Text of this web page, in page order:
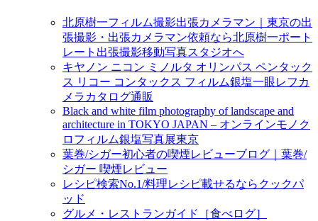
北原樹一フィルム撮影出張カメラマン｜東京の出
張撮影・出張カメラマン依頼なら北原樹一ポート
レート出張撮影移動写真スタジオへ
キヤノン ニコン ミノルタ オリンパス ペンタック
ス リコー コンタックス フィルム銀塩一眼レフカ
メラカタログ通販
Black and white film photography of landscape and
architecture in TOKYO JAPAN – オンラインモノク
ロフィルム銀塩写真展東京
葉巻/シガー初心者の喫煙レビューブログ｜葉巻/
シガー 喫煙レビュー
レシピ検索No.1/料理レシピ載せるならクックパ
ッド
グルメ・レストランガイド［食べログ］